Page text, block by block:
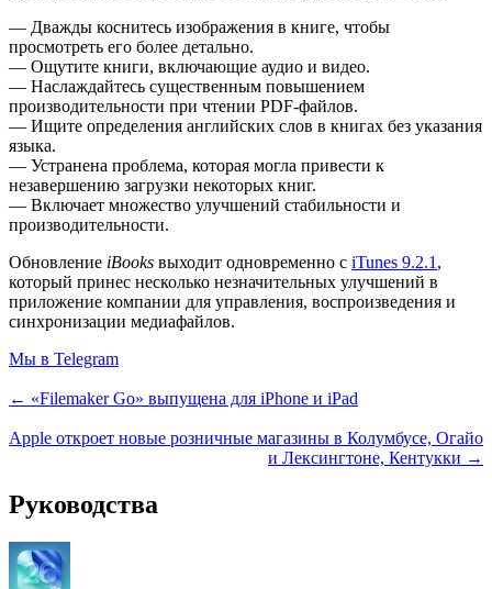
— Дважды коснитесь изображения в книге, чтобы
просмотреть его более детально.
— Ощутите книги, включающие аудио и видео.
— Наслаждайтесь существенным повышением
производительности при чтении PDF-файлов.
— Ищите определения английских слов в книгах без указания
языка.
— Устранена проблема, которая могла привести к
незавершению загрузки некоторых книг.
— Включает множество улучшений стабильности и
производительности.
Обновление iBooks выходит одновременно с iTunes 9.2.1 ,
который принес несколько незначительных улучшений в
приложение компании для управления, воспроизведения и
синхронизации медиафайлов.
Мы в Telegram
← «Filemaker Go» выпущена для iPhone и iPad
Apple откроет новые розничные магазины в Колумбусе, Огайо
и Лексингтоне, Кентукки →
Руководства